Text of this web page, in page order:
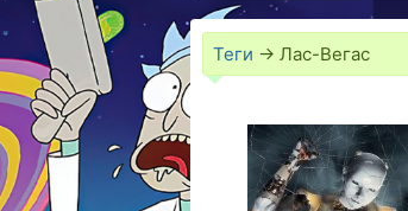
Теги → Лас-Вегас